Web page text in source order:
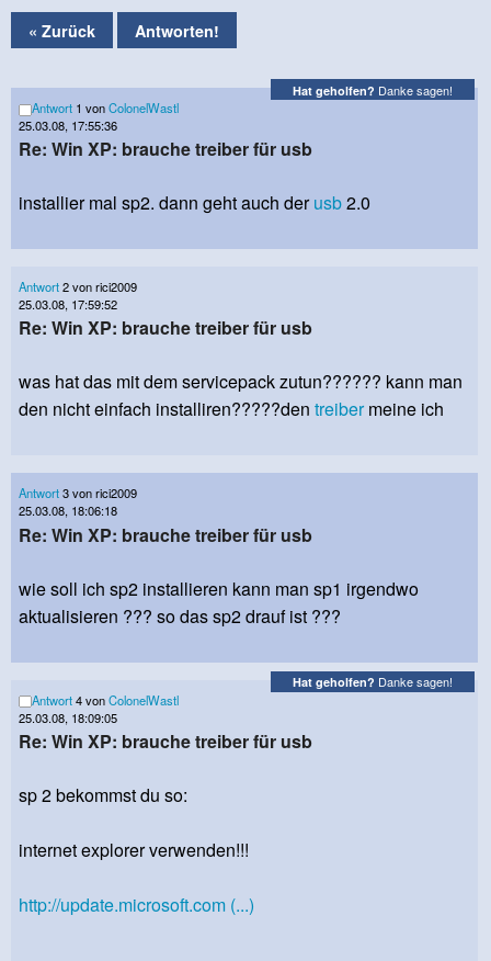
« Zurück Antworten!
Hat geholfen? Danke sagen!
Antwort 1 vonColonelWastl
25.03.08, 17:55:36
Re: Win XP: brauche treiber für usb
installier mal sp2. dann geht auch derusb2.0
Antwort2 von rici2009
25.03.08, 17:59:52
Re: Win XP: brauche treiber für usb
was hat das mit dem servicepack zutun?????? kann man
den nicht einfach installiren?????den treibermeine ich
Antwort3 von rici2009
25.03.08, 18:06:18
Re: Win XP: brauche treiber für usb
wie soll ich sp2 installieren kann man sp1 irgendwo
aktualisieren ??? so das sp2 drauf ist ???
Hat geholfen? Danke sagen!
Antwort4 vonColonelWastl
25.03.08, 18:09:05
Re: Win XP: brauche treiber für usb
sp 2 bekommst du so:
internet explorer verwenden!!!
http://update.microsoft.com (...)